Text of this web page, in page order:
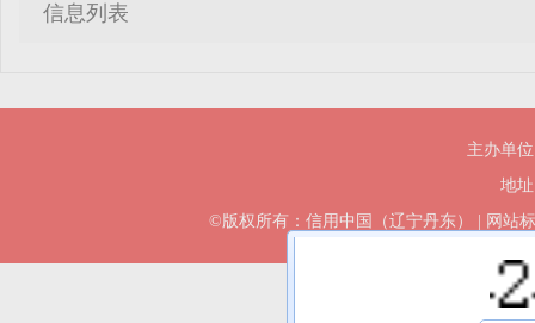
信息列表
主办单
地
©版权所有：信用中国（辽宁丹东）
网站